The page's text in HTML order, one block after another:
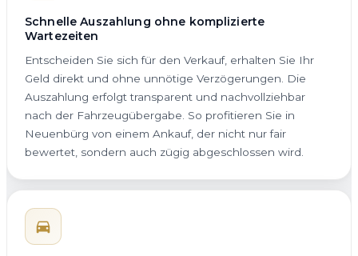
Schnelle Auszahlung ohne komplizierte
Wartezeiten
Entscheiden Sie sich für den Verkauf, erhalten Sie Ihr
Geld direkt und ohne unnötige Verzögerungen. Die
Auszahlung erfolgt transparent und nachvollziehbar
nach der Fahrzeugübergabe. So profitieren Sie in
Neuenbürg von einem Ankauf, der nicht nur fair
bewertet, sondern auch zügig abgeschlossen wird.